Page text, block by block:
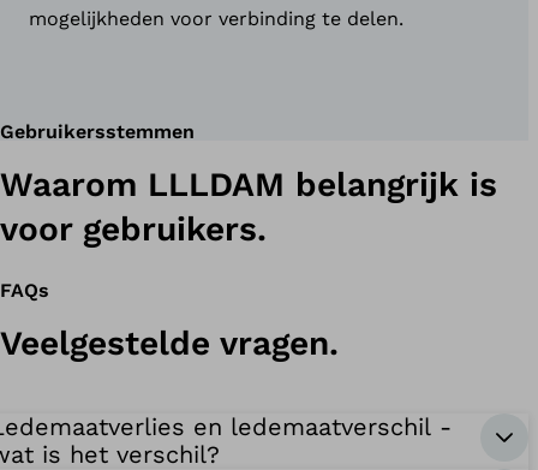
mogelijkheden voor verbinding te delen.
Gebruikersstemmen
Waarom LLLDAM belangrijk is
voor gebruikers.
FAQs
Veelgestelde vragen.
en ledemaatverschil -
is het verschil?